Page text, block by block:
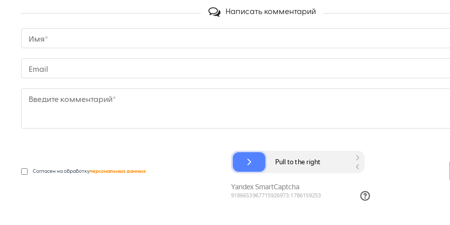
Написать комментарий
Имя*
Email
Введите комментарий*
Согласен на обработкуперсональных данных